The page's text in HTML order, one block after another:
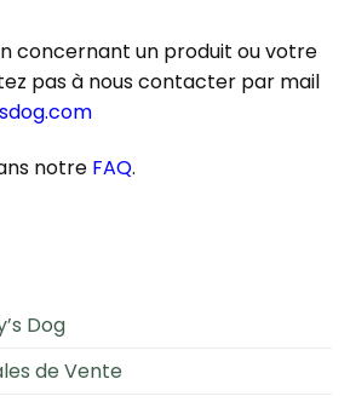
concernant un produit ou votre
pas à nous contacter par mail
notre FAQ.
Dog
de Vente